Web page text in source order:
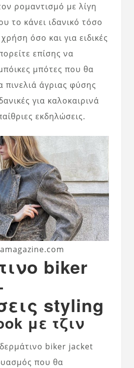
ρομαντισμό με λίγη
το κάνει ιδανικό τόσο
όσο και για ειδικές
επίσης να
μπότες που θα
άγριας φύσης
για καλοκαιρινά
εκδηλώσεις.
biker
styling
με τζιν
biker jacket
που θα